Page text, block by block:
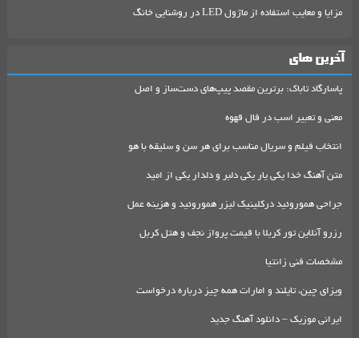
مزایا و معایب استفاده از ماژول LED در روشنایی خانگ
آخرین های
پاسارگاد تاباک: برترین مقصد پیپ‌های دست‌ساز و اصل
معنی و تعبیر اسب در فال قهوه
انتخاب فیلم و سریال مناسب برای هر سن و سلیقه با هو
متن آهنگ خدا یکی یار یکی دلبر و دلدار یکی از امید
جراحی هموروئید درکلینیک لیزر هموروئید و هزینه عمل
رزرو آنلاین تور کربلا با قیمت پرواز نجف و هتل کربل
مشخصات فنی زانتیا
ویزای چین، تایلند و امارات همه چیز درباره درخواست
ایرانی موزیک – دانلود آهنگ جدید